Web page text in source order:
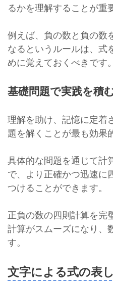
るかを理解することが重
例えば、負の数と負の数
なるというルールは、式
めに覚えておくべきです。
基礎問題で実践を積
理解を助け、記憶に定着
題を解くことが最も効果
具体的な問題を通じて計
で、より正確かつ迅速に
つけることができます。
正負の数の四則計算を完
計算がスムーズになり、
す。
文字による式の表